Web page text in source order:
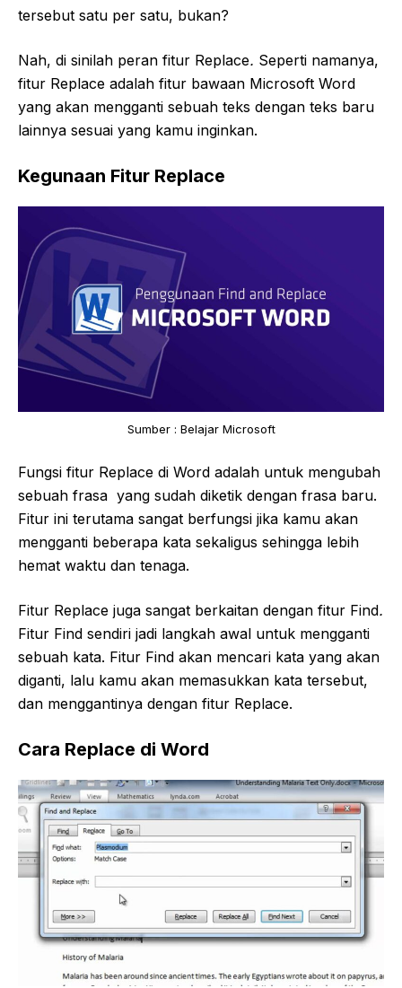
tersebut satu per satu, bukan?
Nah, di sinilah peran fitur Replace. Seperti namanya,
fitur Replace adalah fitur bawaan Microsoft Word
yang akan mengganti sebuah teks dengan teks baru
lainnya sesuai yang kamu inginkan.
Kegunaan Fitur Replace
Sumber : Belajar Microsoft
Fungsi fitur Replace di Word adalah untuk mengubah
sebuah frasa yang sudah diketik dengan frasa baru.
Fitur ini terutama sangat berfungsi jika kamu akan
mengganti beberapa kata sekaligus sehingga lebih
hemat waktu dan tenaga.
Fitur Replace juga sangat berkaitan dengan fitur Find.
Fitur Find sendiri jadi langkah awal untuk mengganti
sebuah kata. Fitur Find akan mencari kata yang akan
diganti, lalu kamu akan memasukkan kata tersebut,
dan menggantinya dengan fitur Replace.
Cara Replace di Word